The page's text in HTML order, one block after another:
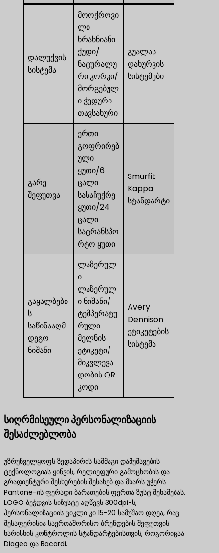
დალუქვის
სისტემა
მოოქროვი
ლი
ხრახნიანი
ქუდი/
ნატურალუ
რი კორკი/
მორგებულ
ი ჭედური
თავსახური
გუალას
დახურვის
სისტემები
გარე
შეფუთვა
ერთი
გოფრირებ
ული
ყუთი/6
ცალი
სასაჩუქრე
ყუთი/24
ცალი
სატრანსპო
რტო ყუთი
Smurfit
Kappa
სტანდარტი
გაყალბები
ს
საწინააღმ
დეგო
ნიშანი
ლაზერულ
ი
ლაზერულ
ი ნიშანი/
ტემპერატუ
რული
მელნის
ეტიკეტი/
მიკვლევა
დობის QR
კოდი
Avery
Dennison
ეტიკეტების
სისტემა
სიღრმისეული პერსონალიზაციის
შესაძლებლობა
უზრუნველყოფს ზედაპირის სამმაგი დამუშავების
ტექნოლოგიას ყინვის, რელიეფური გამოცხობის და
გრადიენტური შესხურების შესახებ და მხარს უჭერს
Pantone-ის ფერადი ბარათების ფერთა ზუსტ შეხამებას.
LOGO ბეჭდვის სიზუსტე აღწევს 300dpi-ს,
პერსონალიზაციის ციკლი კი 15-20 სამუშაო დღეა, რაც
შესაფერისია საერთაშორისო ბრენდების შეფუთვის
ხარისხის კონტროლის სტანდარტებისთვის, როგორიცაა
Diageo და Bacardi.